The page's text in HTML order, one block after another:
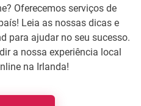
Oferecemos serviços de
Leia as nossas dicas e
para ajudar no seu sucesso.
a nossa experiência local
na Irlanda!